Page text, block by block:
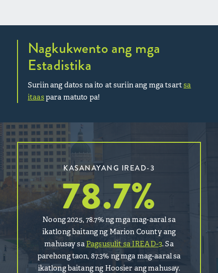
Nagkukwento ang mga
Estadistika
Suriin ang datos na ito at suriin ang mga tsartsa
itaaspara matuto pa!
KASANAYANG IREAD-3
78.7%
Noong 2025, 78.7% ng mga mag-aaral sa
ikatlong baitang ng Marion County ang
mahusay sa Pagsusulit sa IREAD-3. Sa
parehong taon, 87.3% ng mga mag-aaral sa
ikatlong baitang ng Hoosier ang mahusay.